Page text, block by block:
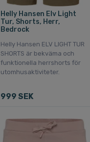
Helly Hansen Elv Light
Tur, Shorts, Herr,
Bedrock
Helly Hansen ELV LIGHT TUR
SHORTS är bekväma och
funktionella herrshorts för
utomhusaktiviteter.
999 SEK